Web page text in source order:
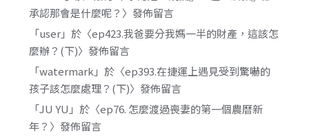
承認那會是什麼呢？ 〉發佈留言
「user」於〈ep423.我爸要分我媽一半的財產，這該怎
麼辦？(下)〉發佈留言
「watermark 」於〈ep393.在捷運上遇見受到驚嚇的
孩子該怎麼處理？(下)〉發佈留言
「JU YU 」於〈ep76. 怎麼渡過喪妻的第一個農曆新
年？ 〉發佈留言